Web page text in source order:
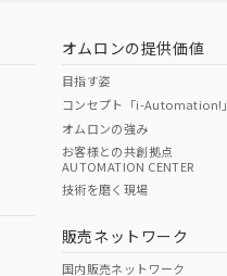
O
オムロンの提供価値
目指す姿
コンセプト「i-Automation!」
オムロンの強み
お客様との共創拠点
AUTOMATION CENTER
技術を磨く現場
販売ネットワーク
国内販売ネットワーク